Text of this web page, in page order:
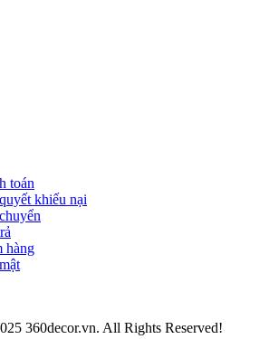
toán
khiếu nại
hàng
360decor.vn. All Rights Reserved!